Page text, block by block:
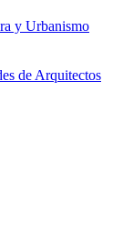
y Urbanismo
de Arquitectos